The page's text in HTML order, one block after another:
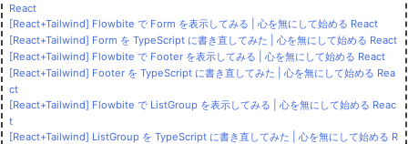
React
[React+Tailwind] Flowbite で Form を表示してみる | 心を無にして始める React
[React+Tailwind] Form を TypeScript に書き直してみた | 心を無にして始める React
[React+Tailwind] Flowbite で Footer を表示してみる | 心を無にして始める React
[React+Tailwind] Footer を TypeScript に書き直してみた | 心を無にして始める Rea
ct
[React+Tailwind] Flowbite で ListGroup を表示してみる | 心を無にして始める Reac
t
[React+Tailwind] ListGroup を TypeScript に書き直してみた | 心を無にして始める R